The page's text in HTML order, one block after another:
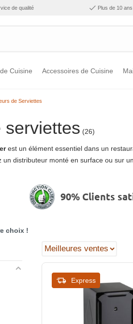
de qualité Plus de 10
Cuisine Accessoires de Cuisine
de Serviettes
serviettes (26)
est un élément essentiel dans un
distributeur monté en surface ou sur
90% Clients
choix !
Express